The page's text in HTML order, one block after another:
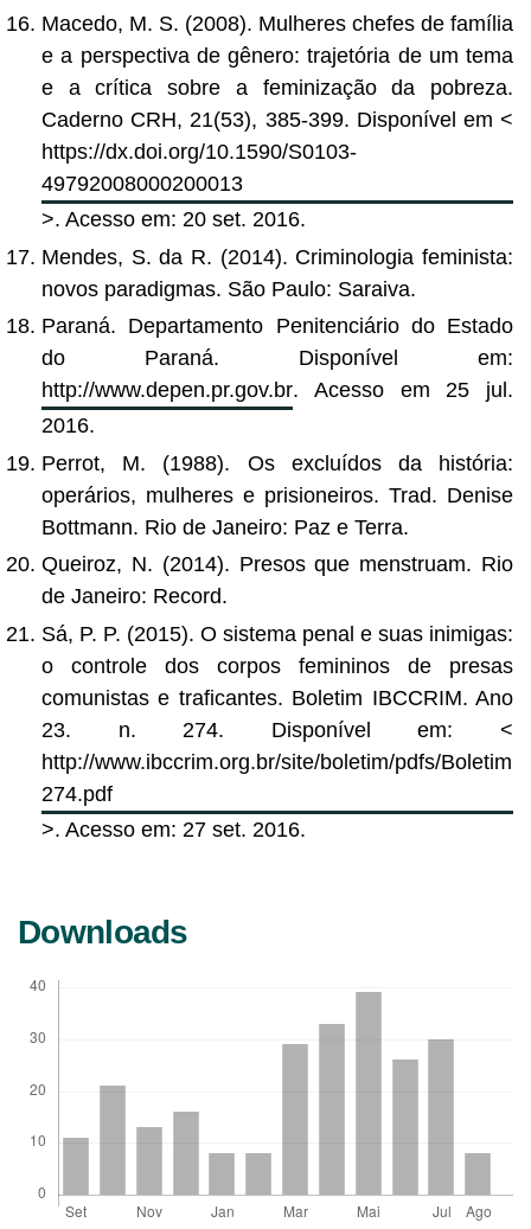
Macedo, M. S. (2008). Mulheres chefes de família
e a perspectiva de gênero: trajetória de um tema
e a crítica sobre a feminização da pobreza.
Caderno CRH, 21(53), 385-399. Disponível em <
https://dx.doi.org/10.1590/S0103-
49792008000200013
>. Acesso em: 20 set. 2016.
Mendes, S. da R. (2014). Criminologia feminista:
novos paradigmas. São Paulo: Saraiva.
Paraná. Departamento Penitenciário do Estado
do Paraná. Disponível em:
http://www.depen.pr.gov.br. Acesso em 25 jul.
2016.
Perrot, M. (1988). Os excluídos da história:
operários, mulheres e prisioneiros. Trad. Denise
Bottmann. Rio de Janeiro: Paz e Terra.
Queiroz, N. (2014). Presos que menstruam. Rio
de Janeiro: Record.
Sá, P. P. (2015). O sistema penal e suas inimigas:
o controle dos corpos femininos de presas
comunistas e traficantes. Boletim IBCCRIM. Ano
23. n. 274. Disponível em: <
http://www.ibccrim.org.br/site/boletim/pdfs/Boletim
274.pdf
>. Acesso em: 27 set. 2016.
Downloads